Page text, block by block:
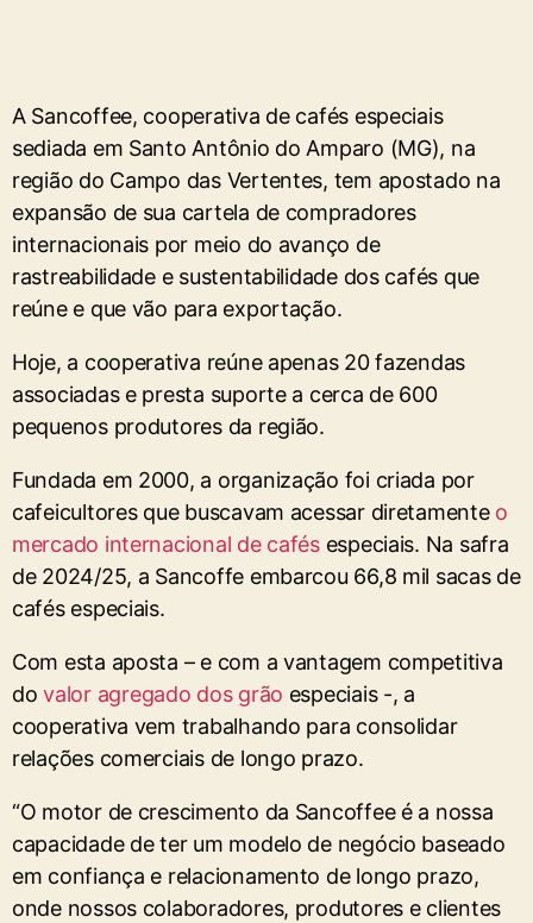
A Sancoffee, cooperativa de cafés especiais
sediada em Santo Antônio do Amparo (MG), na
região do Campo das Vertentes, tem apostado na
expansão de sua cartela de compradores
internacionais por meio do avanço de
rastreabilidade e sustentabilidade dos cafés que
reúne e que vão para exportação.
Hoje, a cooperativa reúne apenas 20 fazendas
associadas e presta suporte a cerca de 600
pequenos produtores da região.
Fundada em 2000, a organização foi criada por
cafeicultores que buscavam acessar diretamente o
mercado internacional de cafésespeciais. Na safra
de 2024/25, a Sancoffe embarcou 66,8 mil sacas de
cafés especiais.
Com esta aposta – e com a vantagem competitiva
dovalor agregado dos grão especiais -, a
cooperativa vem trabalhando para consolidar
relações comerciais de longo prazo.
“O motor de crescimento da Sancoffee é a nossa
capacidade de ter um modelo de negócio baseado
em confiança e relacionamento de longo prazo,
onde nossos colaboradores, produtores e clientes